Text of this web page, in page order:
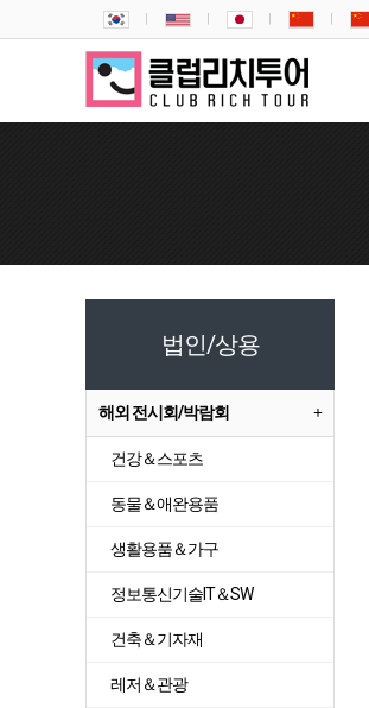
법인/상용
해외 전시회/박람회
건강＆스포츠
동물＆애완용품
생활용품＆가구
정보통신기술IT＆SW
건축＆기자재
레저＆관광